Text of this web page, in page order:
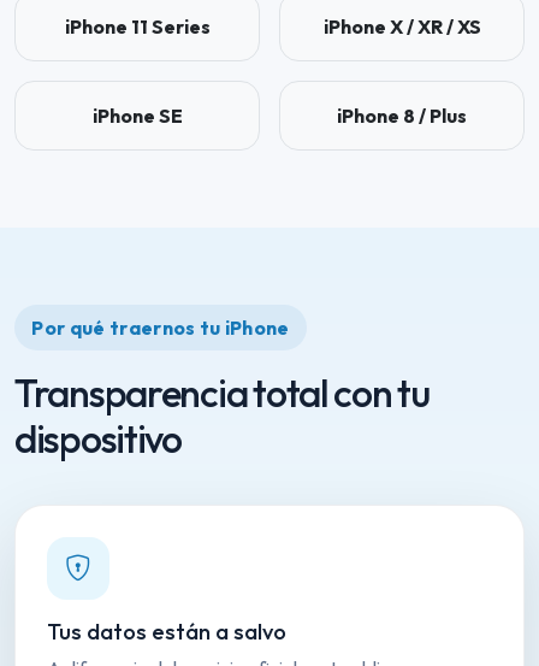
iPhone 11 Series iPhone X / XR / XS
iPhone SE iPhone 8 / Plus
Por qué traernos tu iPhone
Transparencia total con tu
dispositivo
Tus datos están a salvo